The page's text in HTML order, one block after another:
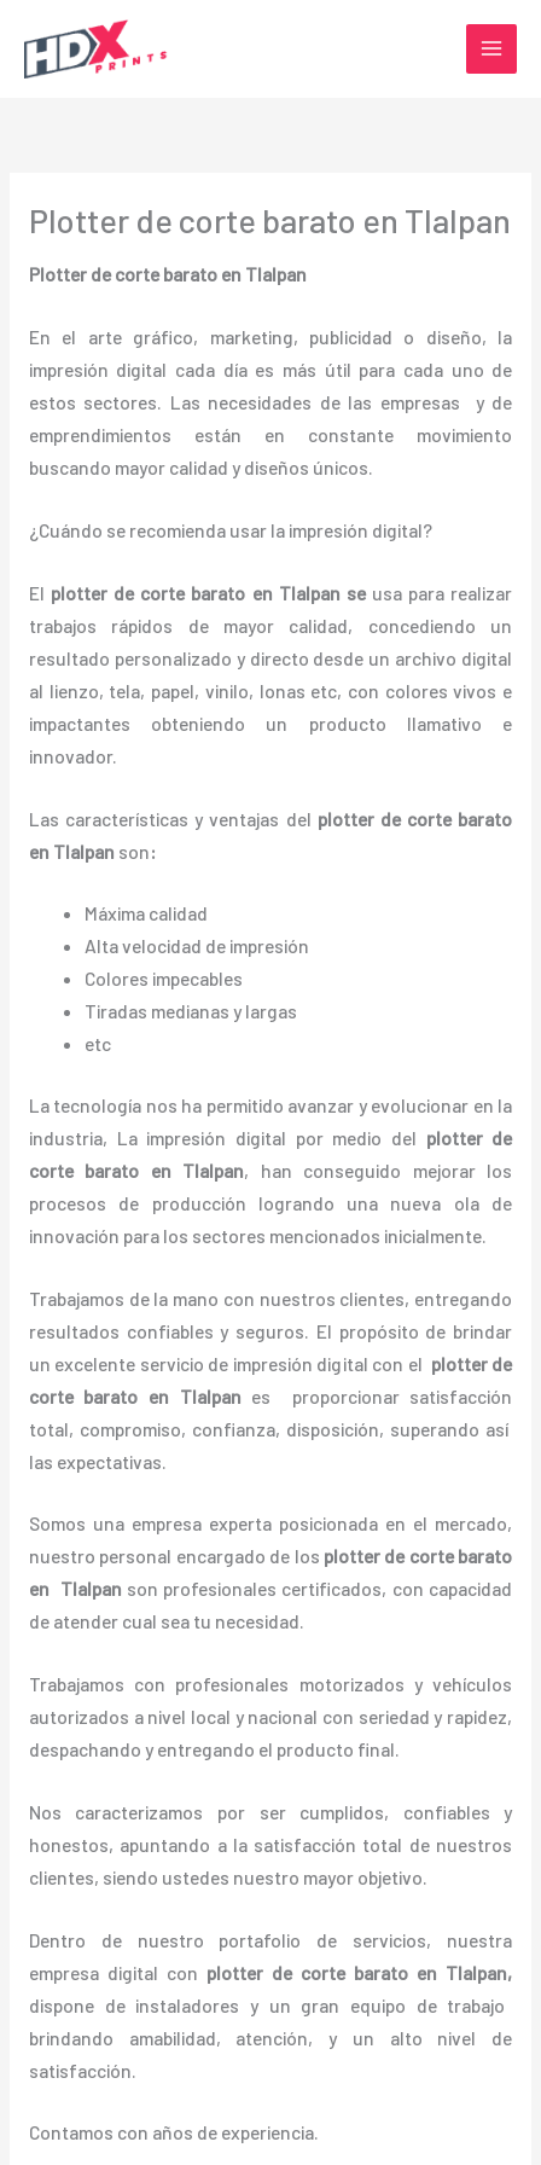
contenido
Plotter de corte barato en Tlalpan
Plotter de corte barato en Tlalpan
En el arte gráfico, marketing, publicidad o diseño, la
impresión digital cada día es más útil para cada uno de
estos sectores. Las necesidades de las empresas y de
emprendimientos están en constante movimiento
buscando mayor calidad y diseños únicos.
¿Cuándo se recomienda usar la impresión digital?
El plotter de corte barato en Tlalpan seusa para realizar
trabajos rápidos de mayor calidad, concediendo un
resultado personalizado y directo desde un archivo digital
al lienzo, tela, papel, vinilo, lonas etc, con colores vivos e
impactantes obteniendo un producto llamativo e
innovador.
Las características y ventajas del plotter de corte barato
en Tlalpan son:
Máxima calidad
Alta velocidad de impresión
Colores impecables
Tiradas medianas y largas
etc
La tecnología nos ha permitido avanzar y evolucionar en la
industria, La impresión digital por medio del plotter de
corte barato en Tlalpan, han conseguido mejorar los
procesos de producción logrando una nueva ola de
innovación para los sectores mencionados inicialmente.
Trabajamos de la mano con nuestros clientes, entregando
resultados confiables y seguros. El propósito de brindar
un excelente servicio de impresión digital con el plotter de
corte barato en Tlalpan es proporcionar satisfacción
total, compromiso, confianza, disposición, superando así
las expectativas.
Somos una empresa experta posicionada en el mercado,
nuestro personal encargado de los plotter de corte barato
en Tlalpan son profesionales certificados, con capacidad
de atender cual sea tu necesidad.
Trabajamos con profesionales motorizados y vehículos
autorizados a nivel local y nacional con seriedad y rapidez,
despachando y entregando el producto final.
Nos caracterizamos por ser cumplidos, confiables y
honestos, apuntando a la satisfacción total de nuestros
clientes, siendo ustedes nuestro mayor objetivo.
Dentro de nuestro portafolio de servicios, nuestra
empresa digital con plotter de corte barato en Tlalpan,
dispone de instaladores y un gran equipo de trabajo
brindando amabilidad, atención, y un alto nivel de
satisfacción.
Contamos con años de experiencia.